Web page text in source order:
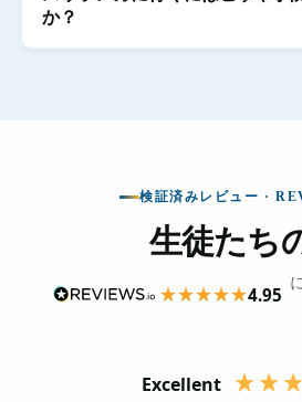
か？
検証済みレビュー ·
生徒たち
4.95
Excellent